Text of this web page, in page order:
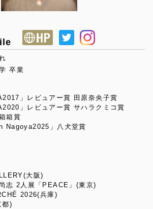
卒業
」レビュアー賞 田原奈央子賞
」レビュアー賞 サハラクミコ賞
箱賞
Nagoya2025」八犬堂賞
大阪)
志 2人展「PEACE」(東京)
2026(兵庫)
都)